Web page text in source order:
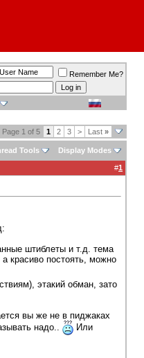
Remember Me?
Page 1 of 5 1 2 3 > Last »
Tools Display Modes
#1
штиблеты и т.д. тема
красиво постоять, можно
этакий обман, зато
вы же не в пиджаках
надо..
Или